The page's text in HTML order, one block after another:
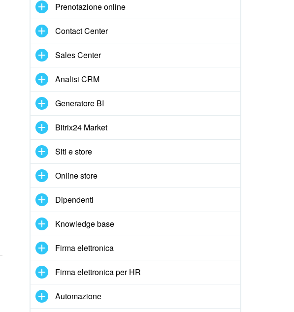
Prenotazione online
Contact Center
Sales Center
Analisi CRM
Generatore BI
Bitrix24 Market
Siti e store
Online store
Dipendenti
Knowledge base
Firma elettronica
Firma elettronica per HR
Automazione